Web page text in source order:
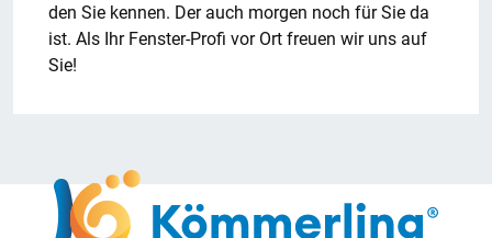
den Sie kennen. Der auch morgen noch für Sie da
ist. Als Ihr Fenster-Profi vor Ort freuen wir uns auf
Sie!